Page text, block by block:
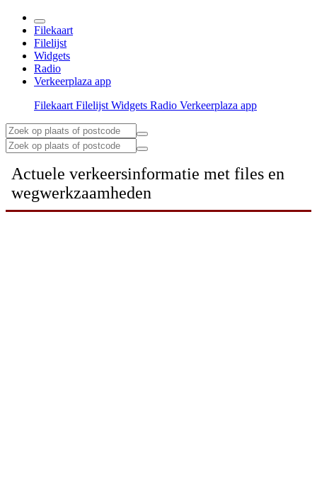
Filekaart
Filelijst
Widgets
Radio
Verkeerplaza app
Filekaart Filelijst Widgets Radio Verkeerplaza app
Actuele verkeersinformatie met files en
wegwerkzaamheden